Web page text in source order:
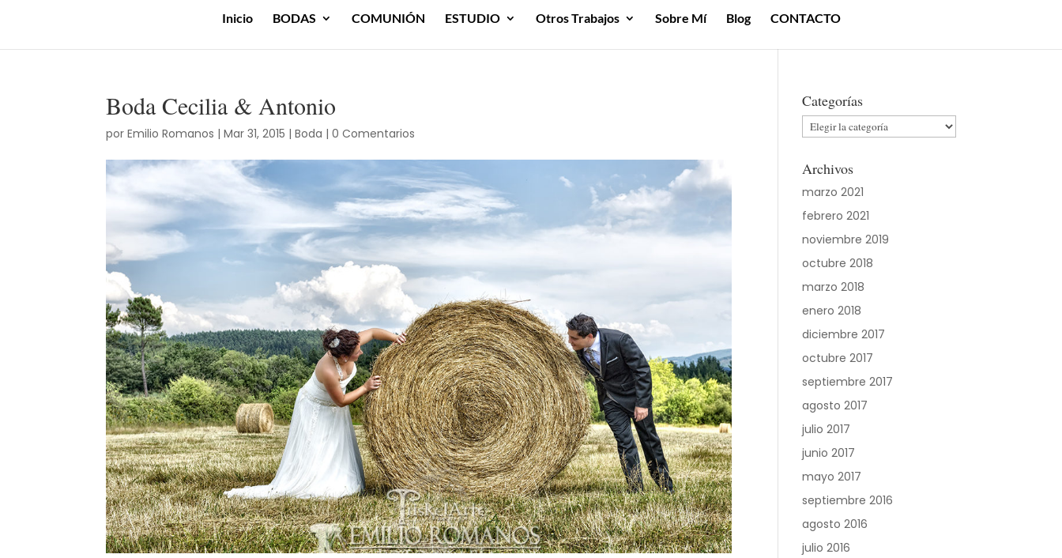
Inicio BODAS COMUNIÓN ESTUDIO Otros Trabajos Sobre Mí Blog CONTACTO
Boda Cecilia & Antonio
porEmilio Romanos |Mar 31, 2015 |Boda |0 Comentarios
Categorías
Categorías
Archivos
marzo 2021
febrero 2021
noviembre 2019
octubre 2018
marzo 2018
enero 2018
diciembre 2017
octubre 2017
septiembre 2017
agosto 2017
julio 2017
junio 2017
mayo 2017
septiembre 2016
agosto 2016
julio 2016